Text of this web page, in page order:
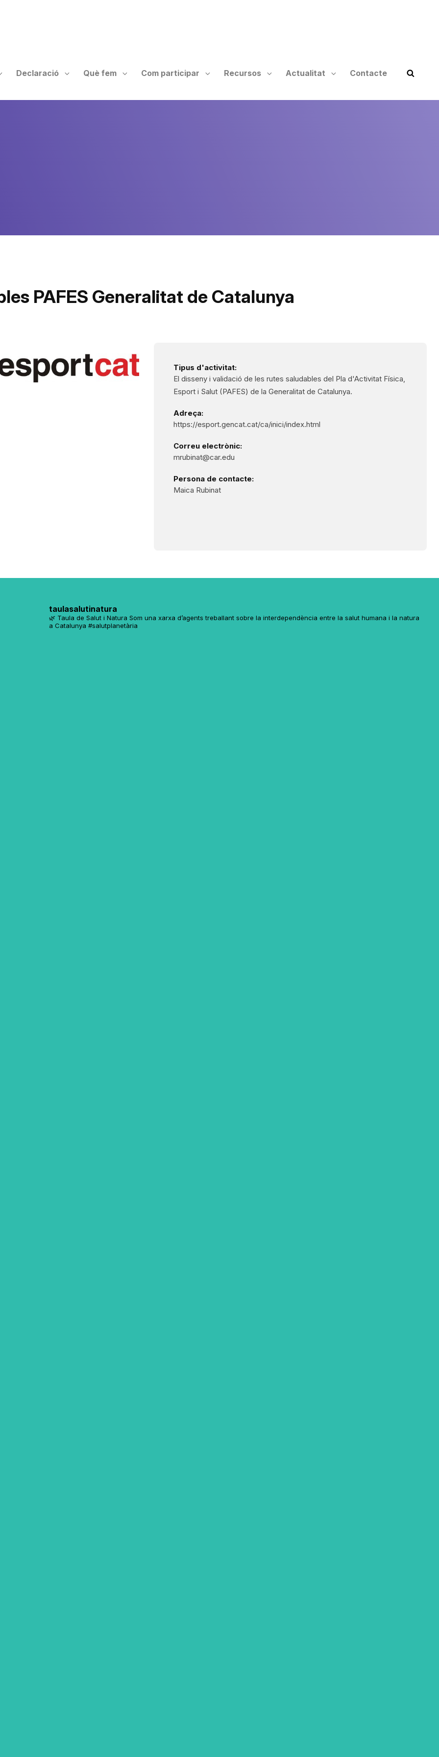
Declaració Què fem Com participar Recursos Actualitat Contacte
PAFES Generalitat de Catalunya
Tipus d'activitat:
El disseny i validació de les rutes saludables del Pla d'Activitat Física,
Esport i Salut (PAFES) de la Generalitat de Catalunya.
Adreça:
https://esport.gencat.cat/ca/inici/index.html
Correu electrònic:
mrubinat@car.edu
Persona de contacte:
Maica Rubinat
taulasalutinatura
🌿 Taula de Salut i Natura Som una xarxa d’agents treballant sobre la interdependència entre la salut humana i la natura
a Catalunya #salutplanetària